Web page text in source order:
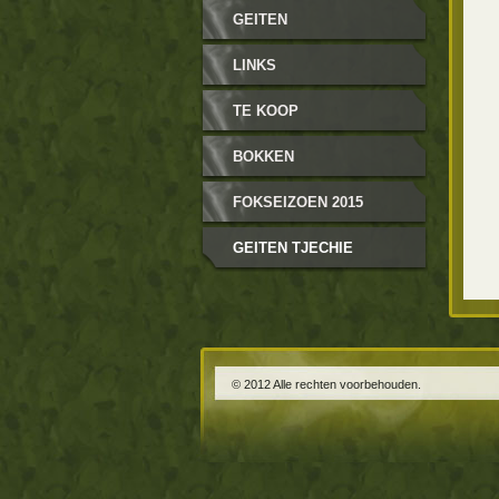
GEITEN
LINKS
TE KOOP
BOKKEN
FOKSEIZOEN 2015
GEITEN TJECHIE
© 2012 Alle rechten voorbehouden.